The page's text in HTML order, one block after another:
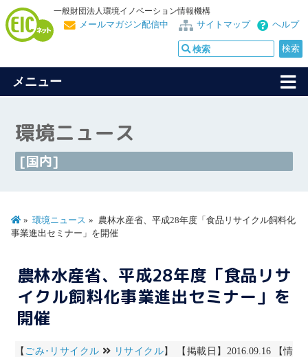
一般財団法人環境イノベーション情報機構
ヘルプ
サイトマップ
メールマガジン配信中
メニュー
環境ニュース
[国内]
環境ニュース
農林水産省、平成28年度「食品リサイクル飼料化
事業進出セミナー」を開催
農林水産省、平成28年度「食品リサ
イクル飼料化事業進出セミナー」を
開催
【 ごみ･リサイクル リサイクル】 【掲載日】2016.09.16 【情